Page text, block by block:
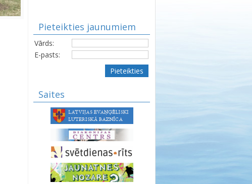
Pieteikties jaunumiem
Vārds:
E-pasts:
Pieteikties
Saites